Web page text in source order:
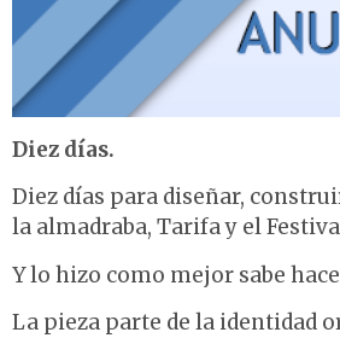
Diez días.
Diez días para diseñar,
la almadraba, Tarifa y el
Y lo hizo como mejor sabe
La pieza parte de la identidad